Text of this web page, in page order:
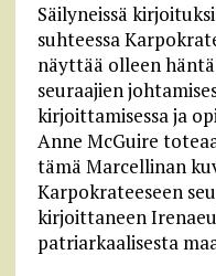
Säilyneissä
suhteessa
näyttää olleen
seuraajien
kirjoittamisessa ja
Anne McGuire
tämä Marcellinan
Karpokrateeseen
kirjoittaneen
patriarkaalisesta